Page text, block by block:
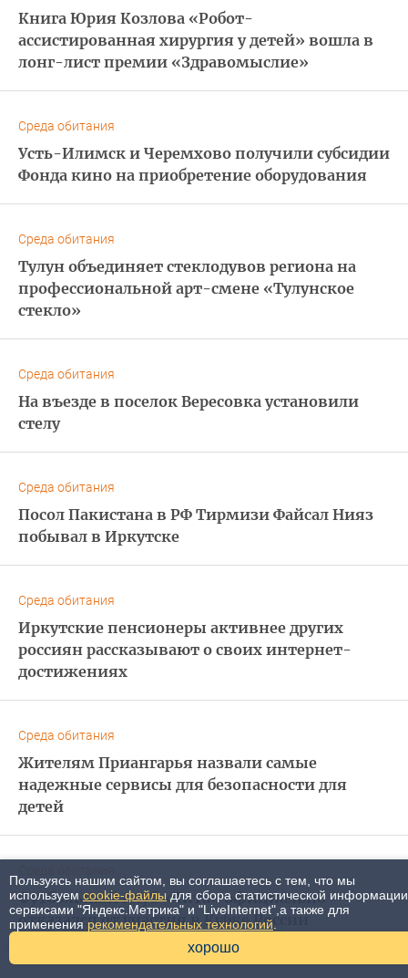
Книга Юрия Козлова «Робот-
ассистированная хирургия у детей» вошла в
лонг-лист премии «Здравомыслие»
Среда обитания
Усть-Илимск и Черемхово получили субсидии
Фонда кино на приобретение оборудования
Среда обитания
Тулун объединяет стеклодувов региона на
профессиональной арт-смене «Тулунское
стекло»
Среда обитания
На въезде в поселок Вересовка установили
стелу
Среда обитания
Посол Пакистана в РФ Тирмизи Файсал Нияз
побывал в Иркутске
Среда обитания
Иркутские пенсионеры активнее других
россиян рассказывают о своих интернет-
достижениях
Среда обитания
Жителям Приангарья назвали самые
надежные сервисы для безопасности для
детей
Футбольный клуб «Чита» официально
отказался от участия в Кубке России
Пользуясь нашим сайтом, вы соглашаетесь с тем, что мы
используем cookie-файлы для сбора статистической информации
сервисами "Яндекс.Метрика" и "LiveInternet",а также для
применения рекомендательных технологий
хорошо